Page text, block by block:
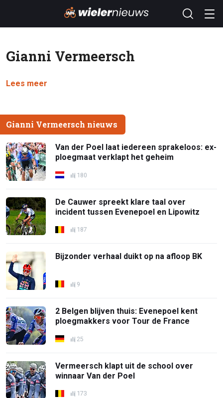
Gianni Vermeersch
Lees meer
Gianni Vermeersch nieuws
Van der Poel laat iedereen sprakeloos: ex-
ploegmaat verklapt het geheim
180
De Cauwer spreekt klare taal over
incident tussen Evenepoel en Lipowitz
187
Bijzonder verhaal duikt op na afloop BK
9
2 Belgen blijven thuis: Evenepoel kent
ploegmakkers voor Tour de France
25
Vermeersch klapt uit de school over
winnaar Van der Poel
173